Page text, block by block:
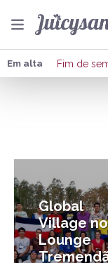
Em alta Fim de
Global
Village no
Lounge